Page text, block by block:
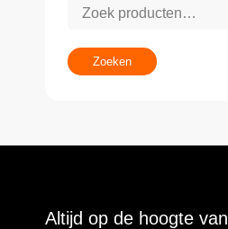
Zoeken
Altijd op de hoogte